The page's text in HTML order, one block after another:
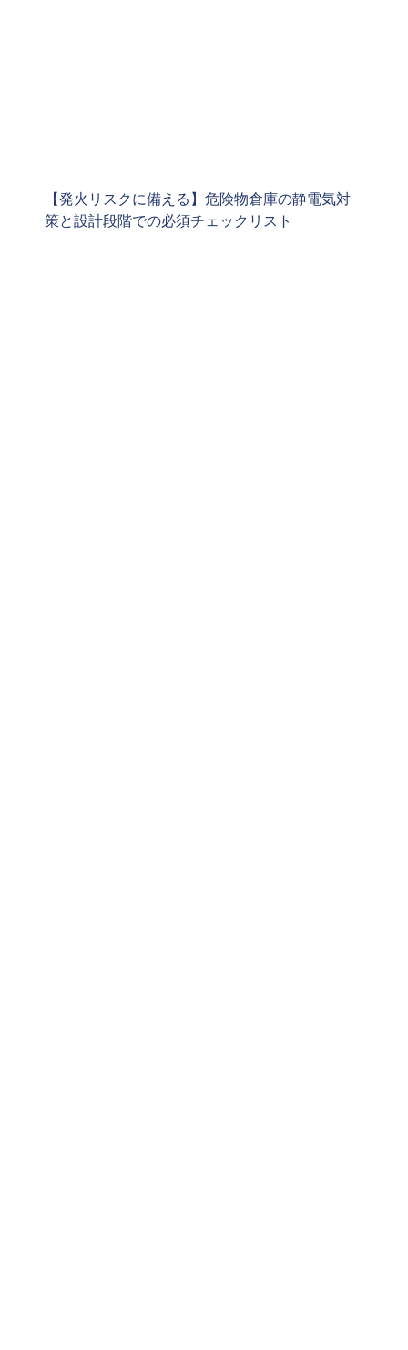
【発火リスクに備える】危険物倉庫の静電気対
策と設計段階での必須チェックリスト